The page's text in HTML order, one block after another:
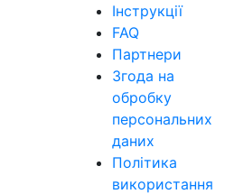
Інструкції
FAQ
Партнери
Згода на
обробку
персональних
даних
Політика
використання